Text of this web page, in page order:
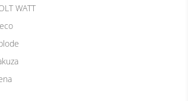
WATT